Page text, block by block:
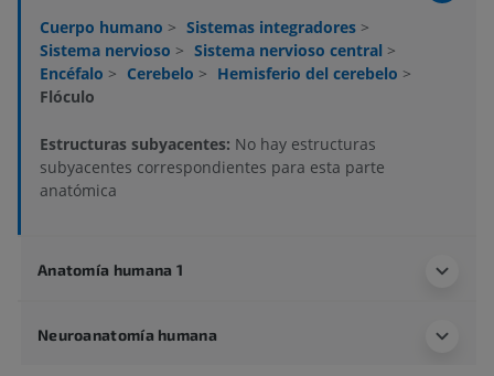
Cuerpo humano > Sistemas integradores >
Sistema nervioso > Sistema nervioso central >
Encéfalo > Cerebelo > Hemisferio del cerebelo >
Flóculo
Estructuras subyacentes: No hay estructuras
subyacentes correspondientes para esta parte
anatómica
Anatomía humana 1
Neuroanatomía humana